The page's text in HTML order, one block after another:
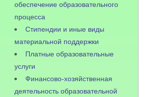
обеспечение образовательного
процесса
Стипендии и иные виды
материальной поддержки
Платные образовательные
услуги
Финансово-хозяйственная
деятельность образовательной